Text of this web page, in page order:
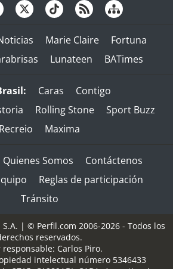
Marie Claire
Fortuna
Lunateen BATimes
Caras
Contigo
Rolling Stone
Sport Buzz
Recreio
Maxima
Quienes Somos
Contáctenos
Reglas de participación
Tránsito
| © Perfil.com 2006-2026 - Todos los
reservados.
responsable: Carlos Piro.
intelectual número 5346433